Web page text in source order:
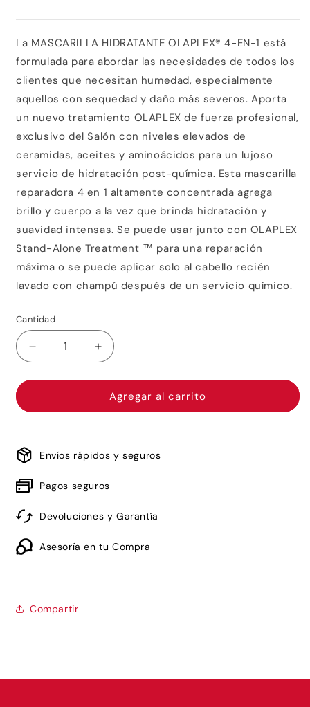
La MASCARILLA HIDRATANTE OLAPLEX® 4-EN-1 está
formulada para abordar las necesidades de todos los
clientes que necesitan humedad, especialmente
aquellos con sequedad y daño más severos. Aporta
un nuevo tratamiento OLAPLEX de fuerza profesional,
exclusivo del Salón con niveles elevados de
ceramidas, aceites y aminoácidos para un lujoso
servicio de hidratación post-química. Esta mascarilla
reparadora 4 en 1 altamente concentrada agrega
brillo y cuerpo a la vez que brinda hidratación y
suavidad intensas. Se puede usar junto con OLAPLEX
Stand-Alone Treatment ™ para una reparación
máxima o se puede aplicar solo al cabello recién
lavado con champú después de un servicio químico.
Cantidad
Reducir
cantidad
para
4
Mascarilla
Nutrición
ml
Aumentar
cantidad
para
Olaplex
4
Mascarilla
Nutrición
ml
Agregar al carrito
Envíos rápidos y seguros
Pagos seguros
Devoluciones y Garantía
Asesoría en tu Compra
Compartir